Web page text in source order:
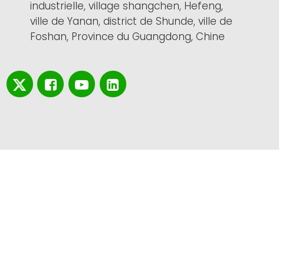
industrielle, village shangchen, Hefeng,
ville de Yanan, district de Shunde, ville de
Foshan, Province du Guangdong, Chine